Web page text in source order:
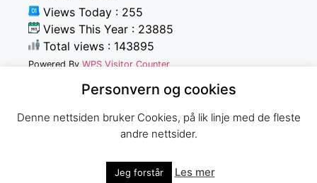
Views Today : 255
Views This Year : 23885
Total views : 143895
Powered By WPS Visitor Counter
Norges Havfiskeforbund
Personvern og cookies
Denne nettsiden bruker Cookies, på lik linje med de fleste
andre nettsider.
Jeg forstår Les mer